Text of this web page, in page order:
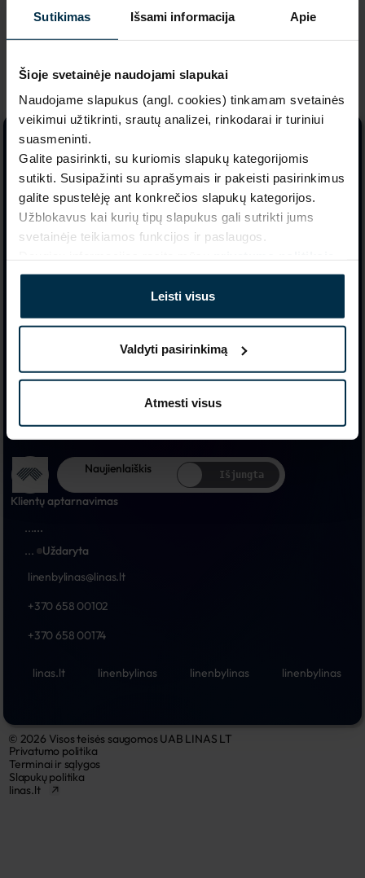
Sutikimas Išsami informacija Apie
Šioje svetainėje naudojami slapukai
Naudojame slapukus (angl. cookies) tinkamam svetainės
veikimui užtikrinti, srautų analizei, rinkodarai ir turiniui
suasmeninti.
Galite pasirinkti, su kuriomis slapukų kategorijomis
sutikti. Susipažinti su aprašymais ir pakeisti pasirinkimus
galite spustelėję ant konkrečios slapukų kategorijos.
Užblokavus kai kurių tipų slapukus gali sutrikti jums
svetainėje teikiamos funkcijos ir paslaugos.
Leisti visus
Valdyti pasirinkimą
Atmesti visus
Linen By Linas
Oficiali Linas LT internetinė parduotuvė - lino gamintojas Panevėžyje,
Lietuvoje nuo 1957 metų.
Prekės
Klientų aptarnavimas
Apie mus
Grąžinimai
Naujienlaiškis Išjungta
Klientų aptarnavimas
......
...
Uždaryta
linenbylinas@linas.lt
+370 658 00102
+370 658 00174
linas.lt linenbylinas linenbylinas linenbylinas
© 2026 Visos teisės saugomos UAB LINAS LT
Privatumo politika
Terminai ir sąlygos
Slapukų politika
linas.lt